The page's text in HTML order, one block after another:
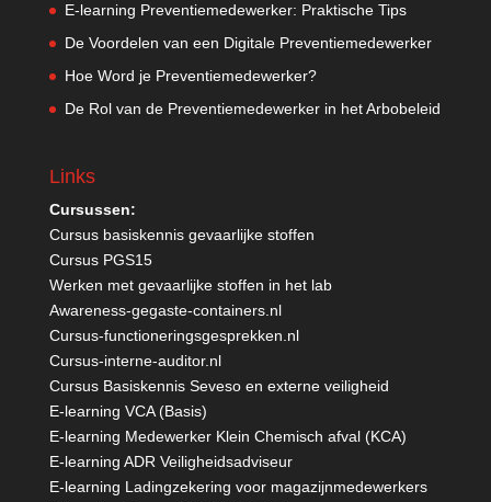
E-learning Preventiemedewerker: Praktische Tips
De Voordelen van een Digitale Preventiemedewerker
Hoe Word je Preventiemedewerker?
De Rol van de Preventiemedewerker in het Arbobeleid
Links
Cursussen:
Cursus basiskennis gevaarlijke stoffen
Cursus PGS15
Werken met gevaarlijke stoffen in het lab
Awareness-gegaste-containers.nl
Cursus-functioneringsgesprekken.nl
Cursus-interne-auditor.nl
Cursus Basiskennis Seveso en externe veiligheid
E-learning VCA (Basis)
E-learning Medewerker Klein Chemisch afval (KCA)
E-learning ADR Veiligheidsadviseur
E-learning Ladingzekering voor magazijnmedewerkers